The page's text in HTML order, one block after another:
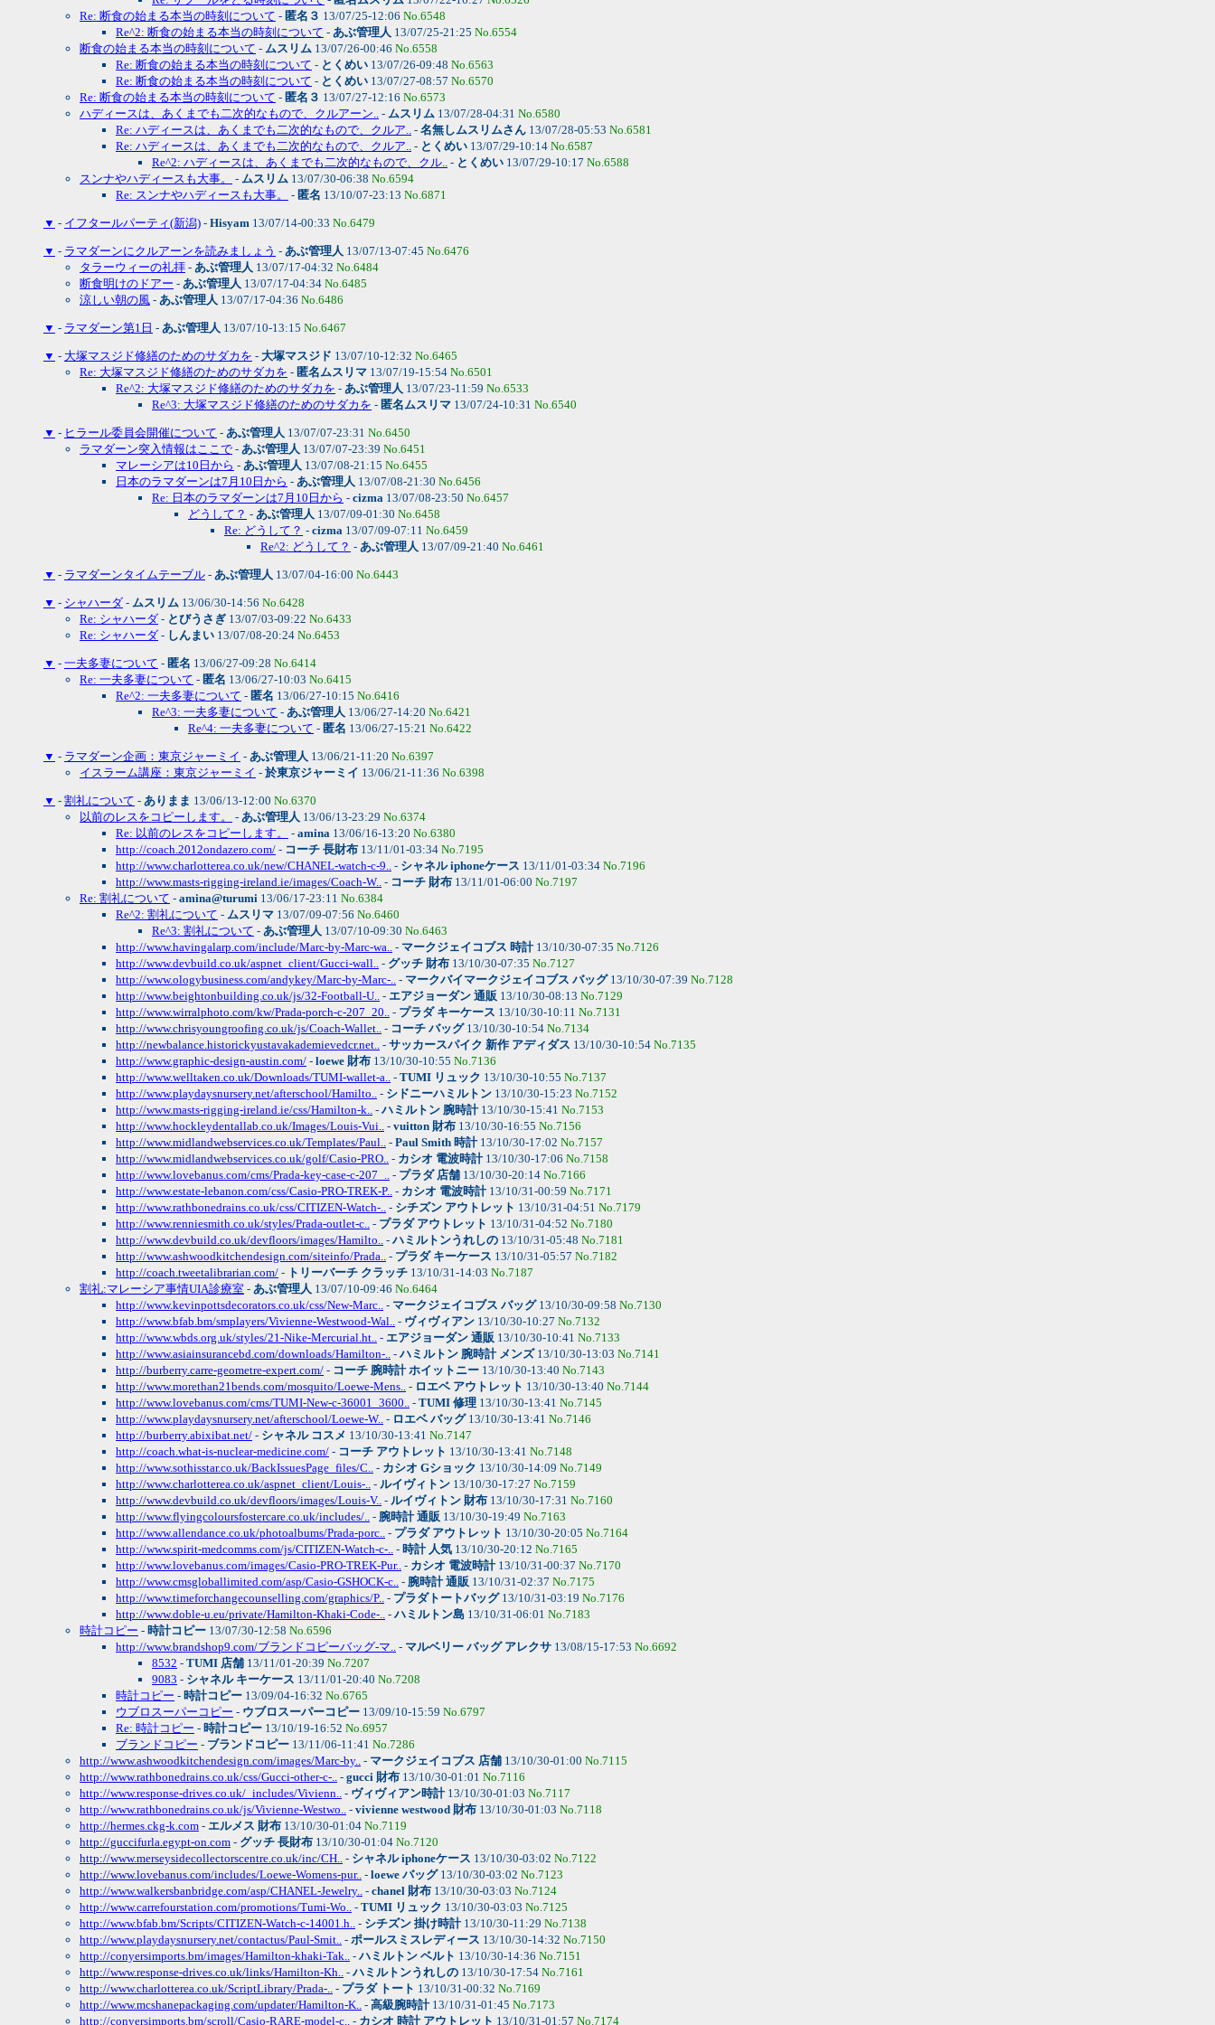
Re: 断食の始まる本当の時刻について - 匿名３ 13/07/25-12:06 No.6548
Re^2: 断食の始まる本当の時刻について - あぶ管理人 13/07/25-21:25 No.6554
断食の始まる本当の時刻について - ムスリム 13/07/26-00:46 No.6558
Re: 断食の始まる本当の時刻について - とくめい 13/07/26-09:48 No.6563
Re: 断食の始まる本当の時刻について - とくめい 13/07/27-08:57 No.6570
Re: 断食の始まる本当の時刻について - 匿名３ 13/07/27-12:16 No.6573
ハディースは、あくまでも二次的なもので、クルアーン.. - ムスリム 13/07/28-04:31 No.6580
Re: ハディースは、あくまでも二次的なもので、クルア.. - 名無しムスリムさん 13/07/28-05:53 No.6581
Re: ハディースは、あくまでも二次的なもので、クルア.. - とくめい 13/07/29-10:14 No.6587
Re^2: ハディースは、あくまでも二次的なもので、クル.. - とくめい 13/07/29-10:17 No.6588
スンナやハディースも大事。
- ムスリム 13/07/30-06:38 No.6594
Re: スンナやハディースも大事。
- 匿名 13/10/07-23:13 No.6871
▼ - イフタールパーティ(新潟) - Hisyam 13/07/14-00:33 No.6479
▼ - ラマダーンにクルアーンを読みましょう - あぶ管理人 13/07/13-07:45 No.6476
タラーウィーの礼拝 - あぶ管理人 13/07/17-04:32 No.6484
断食明けのドアー - あぶ管理人 13/07/17-04:34 No.6485
涼しい朝の風 - あぶ管理人 13/07/17-04:36 No.6486
▼ - ラマダーン第1日 - あぶ管理人 13/07/10-13:15 No.6467
▼ - 大塚マスジド修繕のためのサダカを - 大塚マスジド 13/07/10-12:32 No.6465
Re: 大塚マスジド修繕のためのサダカを - 匿名ムスリマ 13/07/19-15:54 No.6501
Re^2: 大塚マスジド修繕のためのサダカを - あぶ管理人 13/07/23-11:59 No.6533
Re^3: 大塚マスジド修繕のためのサダカを - 匿名ムスリマ 13/07/24-10:31 No.6540
▼ - ヒラール委員会開催について - あぶ管理人 13/07/07-23:31 No.6450
ラマダーン突入情報はここで - あぶ管理人 13/07/07-23:39 No.6451
マレーシアは10日から - あぶ管理人 13/07/08-21:15 No.6455
日本のラマダーンは7月10日から - あぶ管理人 13/07/08-21:30 No.6456
Re: 日本のラマダーンは7月10日から - cizma 13/07/08-23:50 No.6457
どうして？ - あぶ管理人 13/07/09-01:30 No.6458
Re: どうして？ - cizma 13/07/09-07:11 No.6459
Re^2: どうして？ - あぶ管理人 13/07/09-21:40 No.6461
▼ - ラマダーンタイムテーブル - あぶ管理人 13/07/04-16:00 No.6443
▼ - シャハーダ - ムスリム 13/06/30-14:56 No.6428
Re: シャハーダ - とびうさぎ 13/07/03-09:22 No.6433
Re: シャハーダ - しんまい 13/07/08-20:24 No.6453
▼ - 一夫多妻について - 匿名 13/06/27-09:28 No.6414
Re: 一夫多妻について - 匿名 13/06/27-10:03 No.6415
Re^2: 一夫多妻について - 匿名 13/06/27-10:15 No.6416
Re^3: 一夫多妻について - あぶ管理人 13/06/27-14:20 No.6421
Re^4: 一夫多妻について - 匿名 13/06/27-15:21 No.6422
▼ - ラマダーン企画：東京ジャーミイ - あぶ管理人 13/06/21-11:20 No.6397
イスラーム講座：東京ジャーミイ - 於東京ジャーミイ 13/06/21-11:36 No.6398
▼ - 割礼について - ありまま 13/06/13-12:00 No.6370
以前のレスをコピーします。
- あぶ管理人 13/06/13-23:29 No.6374
Re: 以前のレスをコピーします。
- amina 13/06/16-13:20 No.6380
http://coach.2012ondazero.com/ - コーチ 長財布 13/11/01-03:34 No.7195
http://www.charlotterea.co.uk/new/CHANEL-watch-c-9.. - シャネル iphoneケース 13/11/01-03:34 No.7196
http://www.masts-rigging-ireland.ie/images/Coach-W.. - コーチ 財布 13/11/01-06:00 No.7197
Re: 割礼について - amina@turumi 13/06/17-23:11 No.6384
Re^2: 割礼について - ムスリマ 13/07/09-07:56 No.6460
Re^3: 割礼について - あぶ管理人 13/07/10-09:30 No.6463
http://www.havingalarp.com/include/Marc-by-Marc-wa.. - マークジェイコブス 時計13/10/30-07:35 No.7126
http://www.devbuild.co.uk/aspnet_client/Gucci-wall.. - グッチ 財布 13/10/30-07:35 No.7127
http://www.ologybusiness.com/andykey/Marc-by-Marc-.. - マークバイマークジェイコブス バッグ13/10/30-07:39 No.7128
http://www.beightonbuilding.co.uk/js/32-Football-U.. - エアジョーダン 通販 13/10/30-08:13 No.7129
http://www.wirralphoto.com/kw/Prada-porch-c-207_20.. - プラダ キーケース 13/10/30-10:11 No.7131
http://www.chrisyoungroofing.co.uk/js/Coach-Wallet.. - コーチ バッグ13/10/30-10:54 No.7134
http://newbalance.historickyustavakademievedcr.net.. - サッカースパイク 新作 アディダス 13/10/30-10:54 No.7135
http://www.graphic-design-austin.com/ - loewe 財布 13/10/30-10:55 No.7136
http://www.welltaken.co.uk/Downloads/TUMI-wallet-a.. - TUMI リュック 13/10/30-10:55 No.7137
http://www.playdaysnursery.net/afterschool/Hamilto.. - シドニーハミルトン 13/10/30-15:23 No.7152
http://www.masts-rigging-ireland.ie/css/Hamilton-k.. - ハミルトン 腕時計13/10/30-15:41 No.7153
http://www.hockleydentallab.co.uk/Images/Louis-Vui.. - vuitton 財布 13/10/30-16:55 No.7156
http://www.midlandwebservices.co.uk/Templates/Paul.. - Paul Smith 時計13/10/30-17:02 No.7157
http://www.midlandwebservices.co.uk/golf/Casio-PRO.. - カシオ 電波時計13/10/30-17:06 No.7158
http://www.lovebanus.com/cms/Prada-key-case-c-207_.. - プラダ 店舗 13/10/30-20:14 No.7166
http://www.estate-lebanon.com/css/Casio-PRO-TREK-P.. - カシオ 電波時計13/10/31-00:59 No.7171
http://www.rathbonedrains.co.uk/css/CITIZEN-Watch-.. - シチズン アウトレット 13/10/31-04:51 No.7179
http://www.renniesmith.co.uk/styles/Prada-outlet-c.. - プラダ アウトレット 13/10/31-04:52 No.7180
http://www.devbuild.co.uk/devfloors/images/Hamilto.. - ハミルトンうれしの 13/10/31-05:48 No.7181
http://www.ashwoodkitchendesign.com/siteinfo/Prada.. - プラダ キーケース 13/10/31-05:57 No.7182
http://coach.tweetalibrarian.com/ - トリーバーチ クラッチ 13/10/31-14:03 No.7187
割礼:マレーシア事情UIA診療室 - あぶ管理人 13/07/10-09:46 No.6464
http://www.kevinpottsdecorators.co.uk/css/New-Marc.. - マークジェイコブス バッグ13/10/30-09:58 No.7130
http://www.bfab.bm/smplayers/Vivienne-Westwood-Wal.. - ヴィヴィアン 13/10/30-10:27 No.7132
http://www.wbds.org.uk/styles/21-Nike-Mercurial.ht.. - エアジョーダン 通販 13/10/30-10:41 No.7133
http://www.asiainsurancebd.com/downloads/Hamilton-.. - ハミルトン 腕時計 メンズ13/10/30-13:03 No.7141
http://burberry.carre-geometre-expert.com/ - コーチ 腕時計 ホイットニー 13/10/30-13:40 No.7143
http://www.morethan21bends.com/mosquito/Loewe-Mens.. - ロエベ アウトレット 13/10/30-13:40 No.7144
http://www.lovebanus.com/cms/TUMI-New-c-36001_3600.. - TUMI 修理 13/10/30-13:41 No.7145
http://www.playdaysnursery.net/afterschool/Loewe-W.. - ロエベ バッグ13/10/30-13:41 No.7146
http://burberry.abixibat.net/ - シャネル コスメ 13/10/30-13:41 No.7147
http://coach.what-is-nuclear-medicine.com/ - コーチ アウトレット 13/10/30-13:41 No.7148
http://www.sothisstar.co.uk/BackIssuesPage_files/C.. - カシオ Gショック 13/10/30-14:09 No.7149
http://www.charlotterea.co.uk/aspnet_client/Louis-.. - ルイヴィトン 13/10/30-17:27 No.7159
http://www.devbuild.co.uk/devfloors/images/Louis-V.. - ルイヴィトン 財布 13/10/30-17:31 No.7160
http://www.flyingcoloursfostercare.co.uk/includes/.. - 腕時計 通販 13/10/30-19:49 No.7163
http://www.allendance.co.uk/photoalbums/Prada-porc.. - プラダ アウトレット 13/10/30-20:05 No.7164
http://www.spirit-medcomms.com/js/CITIZEN-Watch-c-.. - 時計 人気 13/10/30-20:12 No.7165
http://www.lovebanus.com/images/Casio-PRO-TREK-Pur.. - カシオ 電波時計13/10/31-00:37 No.7170
http://www.cmsgloballimited.com/asp/Casio-GSHOCK-c.. - 腕時計 通販 13/10/31-02:37 No.7175
http://www.timeforchangecounselling.com/graphics/P.. - プラダトートバッグ13/10/31-03:19 No.7176
http://www.doble-u.eu/private/Hamilton-Khaki-Code-.. - ハミルトン島 13/10/31-06:01 No.7183
時計コピー - 時計コピー 13/07/30-12:58 No.6596
http://www.brandshop9.com/ブランドコピーバッグ-マ.. - マルベリー バッグ アレクサ 13/08/15-17:53 No.6692
8532 - TUMI 店舗 13/11/01-20:39 No.7207
9083 - シャネル キーケース 13/11/01-20:40 No.7208
時計コピー - 時計コピー 13/09/04-16:32 No.6765
ウブロスーパーコピー - ウブロスーパーコピー 13/09/10-15:59 No.6797
Re: 時計コピー - 時計コピー 13/10/19-16:52 No.6957
ブランドコピー - ブランドコピー 13/11/06-11:41 No.7286
http://www.ashwoodkitchendesign.com/images/Marc-by.. - マークジェイコブス 店舗 13/10/30-01:00 No.7115
http://www.rathbonedrains.co.uk/css/Gucci-other-c-.. - gucci 財布 13/10/30-01:01 No.7116
http://www.response-drives.co.uk/_includes/Vivienn.. - ヴィヴィアン時計13/10/30-01:03 No.7117
http://www.rathbonedrains.co.uk/js/Vivienne-Westwo.. - vivienne westwood 財布 13/10/30-01:03 No.7118
http://hermes.ckg-k.com - エルメス 財布 13/10/30-01:04 No.7119
http://guccifurla.egypt-on.com - グッチ 長財布 13/10/30-01:04 No.7120
http://www.merseysidecollectorscentre.co.uk/inc/CH.. - シャネル iphoneケース 13/10/30-03:02 No.7122
http://www.lovebanus.com/includes/Loewe-Womens-pur.. - loewe バッグ13/10/30-03:02 No.7123
http://www.walkersbanbridge.com/asp/CHANEL-Jewelry.. - chanel 財布 13/10/30-03:03 No.7124
http://www.carrefourstation.com/promotions/Tumi-Wo.. - TUMI リュック 13/10/30-03:03 No.7125
http://www.bfab.bm/Scripts/CITIZEN-Watch-c-14001.h.. - シチズン 掛け時計13/10/30-11:29 No.7138
http://www.playdaysnursery.net/contactus/Paul-Smit.. - ポールスミスレディース 13/10/30-14:32 No.7150
http://conyersimports.bm/images/Hamilton-khaki-Tak.. - ハミルトン ベルト 13/10/30-14:36 No.7151
http://www.response-drives.co.uk/links/Hamilton-Kh.. - ハミルトンうれしの 13/10/30-17:54 No.7161
http://www.charlotterea.co.uk/ScriptLibrary/Prada-.. - プラダ トート 13/10/31-00:32 No.7169
http://www.mcshanepackaging.com/updater/Hamilton-K.. - 高級腕時計13/10/31-01:45 No.7173
http://conyersimports.bm/scroll/Casio-RARE-model-c.. - カシオ 時計 アウトレット 13/10/31-01:57 No.7174